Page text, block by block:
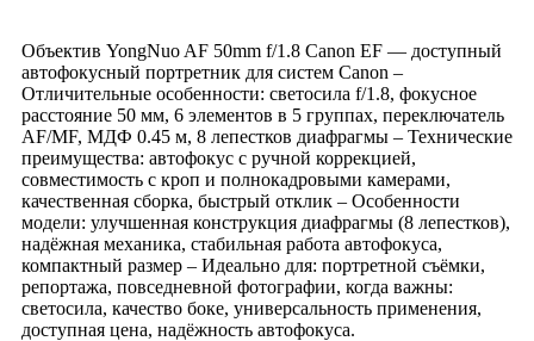
Объектив YongNuo AF 50mm f/1.8 Canon EF — доступный
автофокусный портретник для систем Canon –
Отличительные особенности: светосила f/1.8, фокусное
расстояние 50 мм, 6 элементов в 5 группах, переключатель
AF/MF, МДФ 0.45 м, 8 лепестков диафрагмы – Технические
преимущества: автофокус с ручной коррекцией,
совместимость с кроп и полнокадровыми камерами,
качественная сборка, быстрый отклик – Особенности
модели: улучшенная конструкция диафрагмы (8 лепестков),
надёжная механика, стабильная работа автофокуса,
компактный размер – Идеально для: портретной съёмки,
репортажа, повседневной фотографии, когда важны:
светосила, качество боке, универсальность применения,
доступная цена, надёжность автофокуса.